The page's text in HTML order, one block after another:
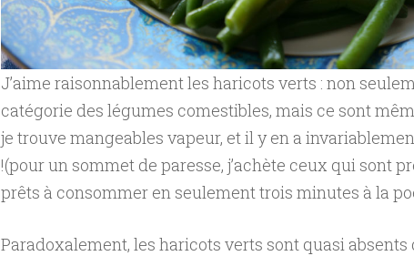
J’aime raisonnablement les haricots verts : non
catégorie des légumes comestibles, mais ce sont
je trouve mangeables vapeur, et il y en a
!(pour un sommet de paresse, j’achète ceux qui sont
prêts à consommer en seulement trois minutes à la
Paradoxalement, les haricots verts sont quasi absents